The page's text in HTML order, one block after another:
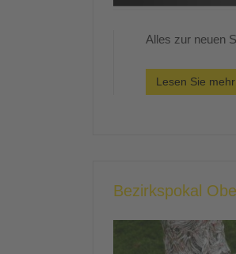
Alles zur neuen
Lesen Sie mehr
Bezirkspokal